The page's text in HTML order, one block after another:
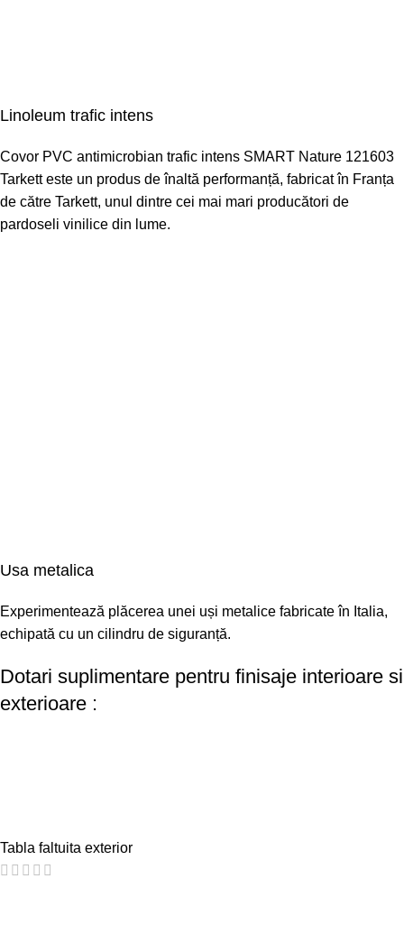
Dotari suplimentare pentru finisaje interioare si
exterioare :
Tabla faltuita exterior
Linoleum trafic intens
Covor PVC antimicrobian trafic intens SMART Nature 121603
Tarkett este un produs de înaltă performanță, fabricat în Franța
de către Tarkett, unul dintre cei mai mari producători de
pardoseli vinilice din lume.
Usa metalica
Experimentează plăcerea unei uși metalice fabricate în Italia,
echipată cu un cilindru de siguranță.